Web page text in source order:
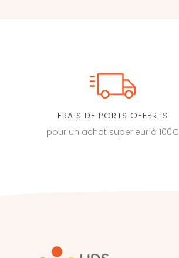
FRAIS DE PORTS OFFERTS
pour un achat superieur à 100€